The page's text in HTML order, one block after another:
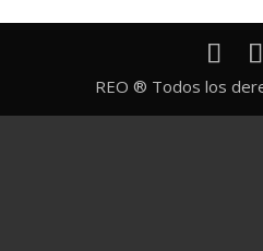
REO ® Todos los